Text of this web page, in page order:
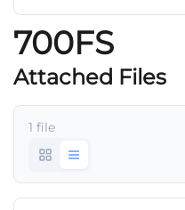
700FS
Attached Files
1 file